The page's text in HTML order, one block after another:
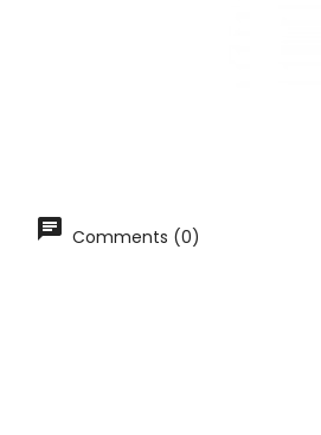
Comments (0)